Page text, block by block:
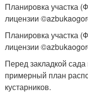
Планировка участка
лицензии
Планировка участка
лицензии
Перед закладкой
примерный план
кустарников.